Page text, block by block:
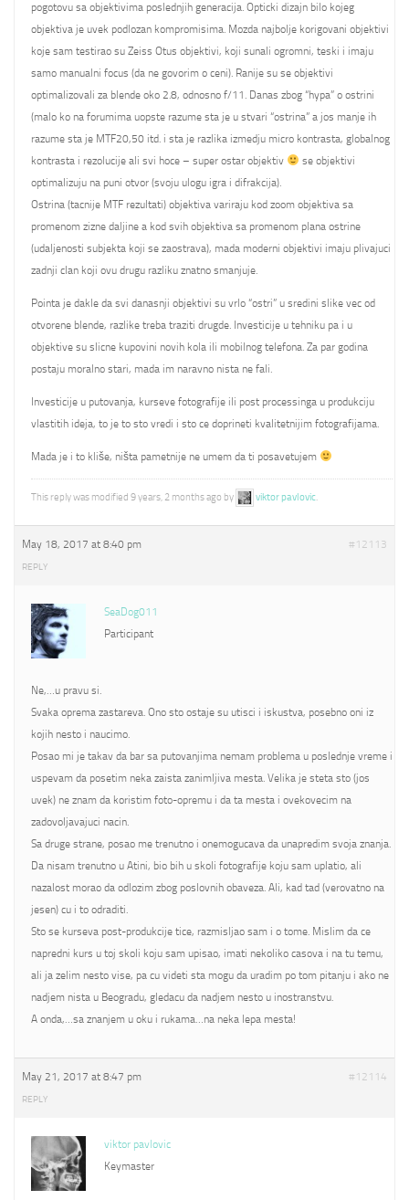
pogotovu sa objektivima poslednjih generacija. Opticki dizajn bilo kojeg
objektiva je uvek podlozan kompromisima. Mozda najbolje korigovani objektivi
koje sam testirao su Zeiss Otus objektivi, koji sunali ogromni, teski i imaju
samo manualni focus (da ne govorim o ceni). Ranije su se objektivi
optimalizovali za blende oko 2.8, odnosno f/11. Danas zbog “hypa” o ostrini
(malo ko na forumima uopste razume sta je u stvari “ostrina” a jos manje ih
razume sta je MTF20,50 itd. i sta je razlika izmedju micro kontrasta, globalnog
kontrasta i rezolucije ali svi hoce – super ostar objektiv
se objektivi
optimalizuju na puni otvor (svoju ulogu igra i difrakcija).
Ostrina (tacnije MTF rezultati) objektiva variraju kod zoom objektiva sa
promenom zizne daljine a kod svih objektiva sa promenom plana ostrine
(udaljenosti subjekta koji se zaostrava), mada moderni objektivi imaju plivajuci
zadnji clan koji ovu drugu razliku znatno smanjuje.
Pointa je dakle da svi danasnji objektivi su vrlo “ostri” u sredini slike vec od
otvorene blende, razlike treba traziti drugde. Investicije u tehniku pa i u
objektive su slicne kupovini novih kola ili mobilnog telefona. Za par godina
postaju moralno stari, mada im naravno nista ne fali.
Investicije u putovanja, kurseve fotografije ili post processinga u produkciju
vlastitih ideja, to je to sto vredi i sto ce doprineti kvalitetnijim fotografijama.
Mada je i to kliše, ništa pametnije ne umem da ti posavetujem
This reply was modified 9 years, 2 months ago by viktor pavlovic.
May 18, 2017 at 8:40 pm #12113
REPLY
SeaDog011
Participant
Ne,…u pravu si.
Svaka oprema zastareva. Ono sto ostaje su utisci i iskustva, posebno oni iz
kojih nesto i naucimo.
Posao mi je takav da bar sa putovanjima nemam problema u poslednje vreme i
uspevam da posetim neka zaista zanimljiva mesta. Velika je steta sto (jos
uvek) ne znam da koristim foto-opremu i da ta mesta i ovekovecim na
zadovoljavajuci nacin.
Sa druge strane, posao me trenutno i onemogucava da unapredim svoja znanja.
Da nisam trenutno u Atini, bio bih u skoli fotografije koju sam uplatio, ali
nazalost morao da odlozim zbog poslovnih obaveza. Ali, kad tad (verovatno na
jesen) cu i to odraditi.
Sto se kurseva post-produkcije tice, razmisljao sam i o tome. Mislim da ce
napredni kurs u toj skoli koju sam upisao, imati nekoliko casova i na tu temu,
ali ja zelim nesto vise, pa cu videti sta mogu da uradim po tom pitanju i ako ne
nadjem nista u Beogradu, gledacu da nadjem nesto u inostranstvu.
A onda,…sa znanjem u oku i rukama…na neka lepa mesta!
May 21, 2017 at 8:47 pm #12114
REPLY
viktor pavlovic
Keymaster